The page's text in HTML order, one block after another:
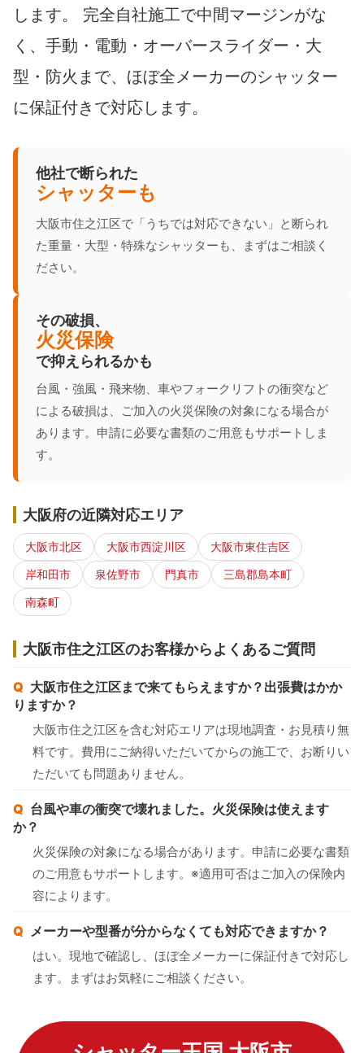
します。 完全自社施工で中間マージンがな
く、手動・電動・オーバースライダー・大
型・防火まで、ほぼ全メーカーのシャッター
に保証付きで対応します。
他社で断られた
シャッターも
大阪市住之江区で「うちでは対応できない」と断られ
た重量・大型・特殊なシャッターも、まずはご相談く
ださい。
その破損、
火災保険
で抑えられるかも
台風・強風・飛来物、車やフォークリフトの衝突など
による破損は、ご加入の火災保険の対象になる場合が
あります。申請に必要な書類のご用意もサポートしま
す。
大阪府の近隣対応エリア
大阪市北区 大阪市西淀川区
大阪市東住吉区
岸和田市
泉佐野市 門真市
三島郡島本町
南森町
大阪市住之江区のお客様からよくあるご質問
大阪市住之江区まで来てもらえますか？出張費はかか
りますか？
大阪市住之江区を含む対応エリアは現地調査・お見積り無
料です。費用にご納得いただいてからの施工で、お断りい
ただいても問題ありません。
台風や車の衝突で壊れました。火災保険は使えます
か？
火災保険の対象になる場合があります。申請に必要な書類
のご用意もサポートします。※適用可否はご加入の保険内
容によります。
メーカーや型番が分からなくても対応できますか？
はい。現地で確認し、ほぼ全メーカーに保証付きで対応し
ます。まずはお気軽にご相談ください。